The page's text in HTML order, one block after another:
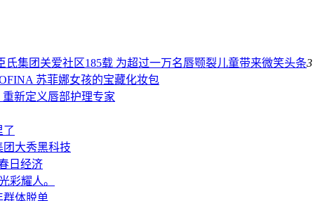
氏集团关爱社区185载 为超过一万名唇颚裂儿童带来微笑头条3
苏菲娜女孩的宝藏化妆包
新定义唇部护理专家
了
大秀黑科技
日经济
彩耀人。
群体脱单